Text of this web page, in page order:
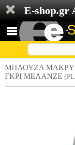
E-shop.gr
ΜΠΛΟΥΖΑ
ΓΚΡΙ ΜΕΛΑΝΖΕ